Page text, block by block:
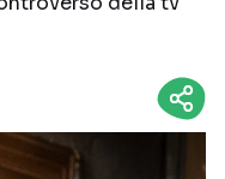
INFINITY